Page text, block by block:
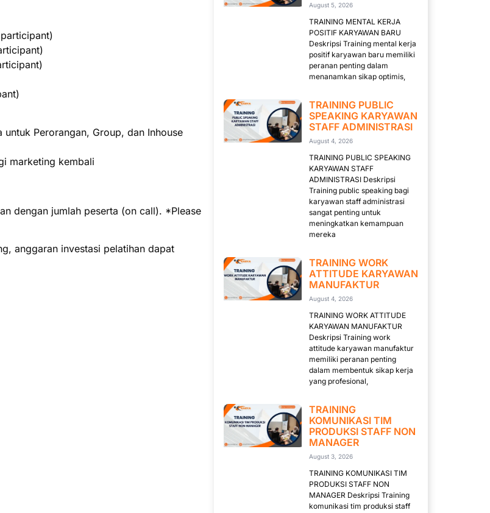
Perorangan, Group, dan Inhouse
marketing kembali
dengan jumlah peserta (on call). *Please
anggaran investasi pelatihan dapat
August 5, 2026
TRAINING MENTAL KERJA
POSITIF KARYAWAN BARU
Deskripsi Training mental kerja
positif karyawan baru memiliki
peranan penting dalam
menanamkan sikap optimis,
TRAINING PUBLIC
SPEAKING KARYAWAN
STAFF ADMINISTRASI
August 4, 2026
TRAINING PUBLIC SPEAKING
KARYAWAN STAFF
ADMINISTRASI Deskripsi
Training public speaking bagi
karyawan staff administrasi
sangat penting untuk
meningkatkan kemampuan
mereka
TRAINING WORK
ATTITUDE KARYAWAN
MANUFAKTUR
August 4, 2026
TRAINING WORK ATTITUDE
KARYAWAN MANUFAKTUR
Deskripsi Training work
attitude karyawan manufaktur
memiliki peranan penting
dalam membentuk sikap kerja
yang profesional,
TRAINING
KOMUNIKASI TIM
PRODUKSI STAFF NON
MANAGER
August 3, 2026
TRAINING KOMUNIKASI TIM
PRODUKSI STAFF NON
MANAGER Deskripsi Training
komunikasi tim produksi staff